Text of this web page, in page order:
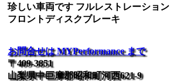
珍しい車両です フルレストレーション
フロントディスクブレーキ
お問合せは MYPerformance まで
〒409-3851
山梨県中巨摩郡昭和町河西621-9